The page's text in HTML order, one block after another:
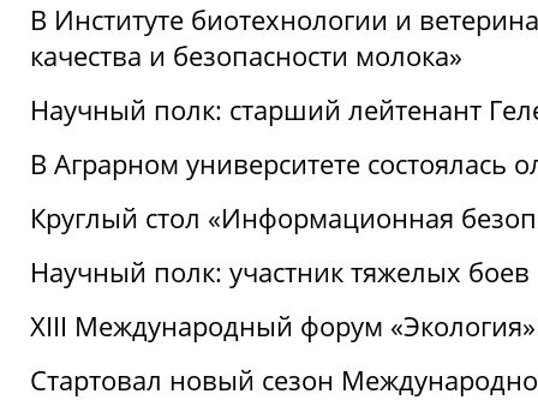
В Институте биотехнологии и
качества и безопасности молока»
Научный полк: старший лейтенант
В Аграрном университете состоялась
Круглый стол «Информационная
Научный полк: участник тяжелых
XIII Международный форум
Стартовал новый сезон